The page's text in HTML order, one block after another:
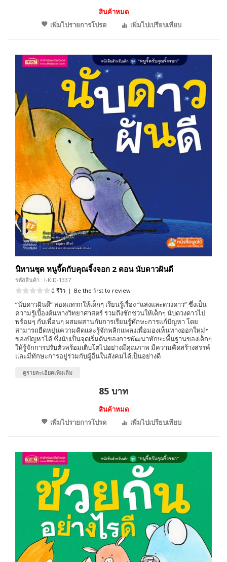
สินค้าหมด
เพิ่มไปรายการโปรด
เพิ่มไปเปรียบเทียบ
นิทานชุด หนูจี๊ดกับคุณจิ้งจอก 2 ตอน นับดาวฝันดี
รหัสสินค้า : I-KID-1337
0 รีวิว | Be the first to review
“นับดาวฝันดี” สอดแทรกให้เด็กๆ เรียนรู้เรื่อง “แสงและดวงดาว” ซึ่งเป็น
ความรู้เบื้องต้นทางวิทยาศาสตร์ รวมถึงชักชวนให้เด็กๆ นับดวงดาวไป
พร้อมๆ กับเพื่อนๆ ผสมผสานกับการเรียนรู้ทักษะการแก้ปัญหา โดย
สามารถยืดหยุ่นความคิดและรู้จักพลิกแพลงเพื่อมองเห็นทางออกใหม่ๆ
ของปัญหาได้ ซึ่งนับเป็นจุดเริ่มต้นของการพัฒนาทักษะพื้นฐานของเด็กๆ
ให้รู้จักการปรับตัวพร้อมเติบโตไปอย่างมีคุณภาพ มีความคิดสร้างสรรค์
และมีทักษะการอยู่ร่วมกับผู้อื่นในสังคมได้เป็นอย่างดี
ดูรายละเอียดเพิ่มเติม
85 บาท
สินค้าหมด
เพิ่มไปรายการโปรด
เพิ่มไปเปรียบเทียบ